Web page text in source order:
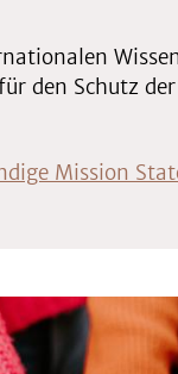
den Schutz
Mission